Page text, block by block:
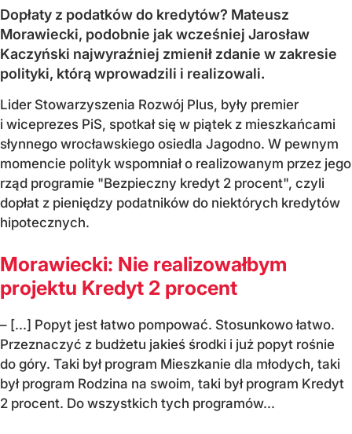
Dopłaty z podatków do kredytów? Mateusz
Morawiecki, podobnie jak wcześniej Jarosław
Kaczyński najwyraźniej zmienił zdanie w zakresie
polityki, którą wprowadzili i realizowali.
Lider Stowarzyszenia Rozwój Plus, były premier
i wiceprezes PiS, spotkał się w piątek z mieszkańcami
słynnego wrocławskiego osiedla Jagodno. W pewnym
momencie polityk wspomniał o realizowanym przez jego
rząd programie "Bezpieczny kredyt 2 procent", czyli
dopłat z pieniędzy podatników do niektórych kredytów
hipotecznych.
Morawiecki: Nie realizowałbym
projektu Kredyt 2 procent
– [...] Popyt jest łatwo pompować. Stosunkowo łatwo.
Przeznaczyć z budżetu jakieś środki i już popyt rośnie
do góry. Taki był program Mieszkanie dla młodych, taki
był program Rodzina na swoim, taki był program Kredyt
2 procent. Do wszystkich tych programów...